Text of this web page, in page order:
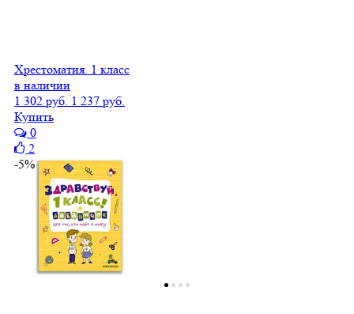
Хрестоматия. 1 класс
в наличии
1 302 руб. 1 237 руб.
Купить
0
2
-5%